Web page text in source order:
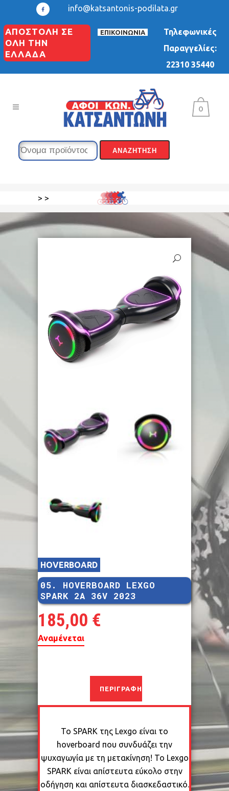
info@katsantonis-podilata.gr
ΑΠΟΣΤΟΛΗ ΣΕ
ΟΛΗ ΤΗΝ
ΕΛΛΑΔΑ
ΕΠΙΚΟΙΝΩΝΙΑ
Τηλεφωνικές
Παραγγελίες:
22310 35440
0
> >
HOVERBOARD
05. HOVERBOARD LEXGO
SPARK 2A 36V 2023
185,00 €
Αναμένεται
ΠΕΡΙΓΡΑΦΉ
Το SPARK της Lexgo είναι το
hoverboard που συνδυάζει την
ψυχαγωγία με τη μετακίνηση! Το Lexgo
SPARK είναι απίστευτα εύκολο στην
οδήγηση και απίστευτα διασκεδαστικό.